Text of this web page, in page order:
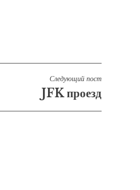
Следующий пост
JFK проезд